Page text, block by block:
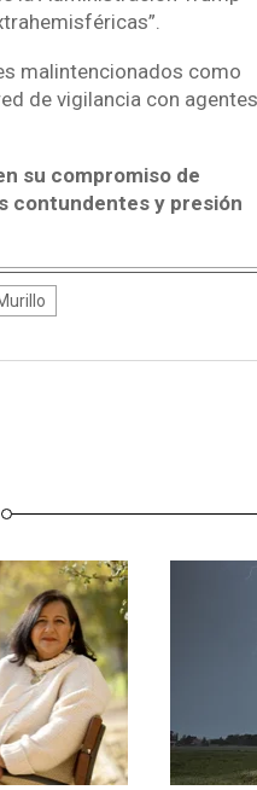
malintencionados como
de vigilancia con agentes
su compromiso de
contundentes y presión